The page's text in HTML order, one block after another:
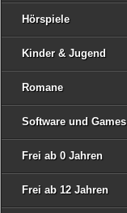
Hörspiele
Kinder & Jugend
Romane
Software und Games
Frei ab 0 Jahren
Frei ab 12 Jahren